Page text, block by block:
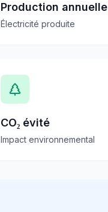
Production annuelle
Électricité produite
CO₂ évité
Impact environnemental